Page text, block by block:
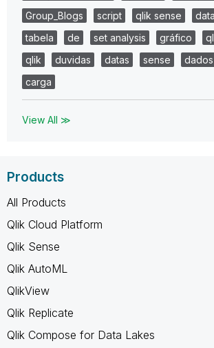
Group_Blogs
script qlik sense data
tabela
de set analysis gráfico
qlik
duvidas datas sense dados
carga
View All ≫
Products
All Products
Qlik Cloud Platform
Qlik Sense
Qlik AutoML
QlikView
Qlik Replicate
Qlik Compose for Data Lakes